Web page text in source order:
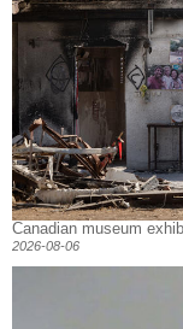
Canadian museum
2026-08-06